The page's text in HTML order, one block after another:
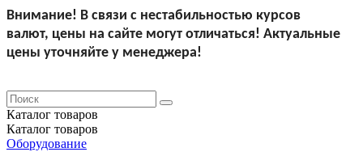
Внимание! В связи с нестабильностью курсов
валют, цены на сайте могут отличаться! Актуальные
цены уточняйте у менеджера!
Каталог товаров
Каталог товаров
Оборудование